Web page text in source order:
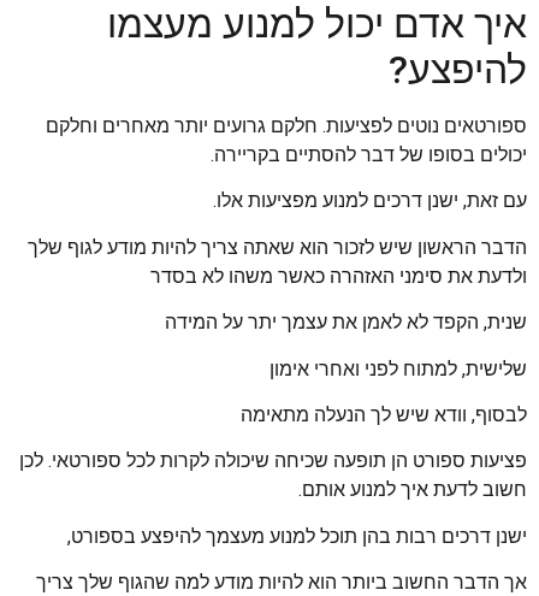
איך אדם יכול למנוע מעצמו
להיפצע?
ספורטאים נוטים לפציעות. חלקם גרועים יותר מאחרים וחלקם
יכולים בסופו של דבר להסתיים בקריירה.
עם זאת, ישנן דרכים למנוע מפציעות אלו.
הדבר הראשון שיש לזכור הוא שאתה צריך להיות מודע לגוף שלך
ולדעת את סימני האזהרה כאשר משהו לא בסדר
שנית, הקפד לא לאמן את עצמך יתר על המידה
שלישית, למתוח לפני ואחרי אימון
לבסוף, וודא שיש לך הנעלה מתאימה
פציעות ספורט הן תופעה שכיחה שיכולה לקרות לכל ספורטאי. לכן
חשוב לדעת איך למנוע אותם.
ישנן דרכים רבות בהן תוכל למנוע מעצמך להיפצע בספורט,
אך הדבר החשוב ביותר הוא להיות מודע למה שהגוף שלך צריך